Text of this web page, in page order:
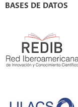
BASES DE DATOS